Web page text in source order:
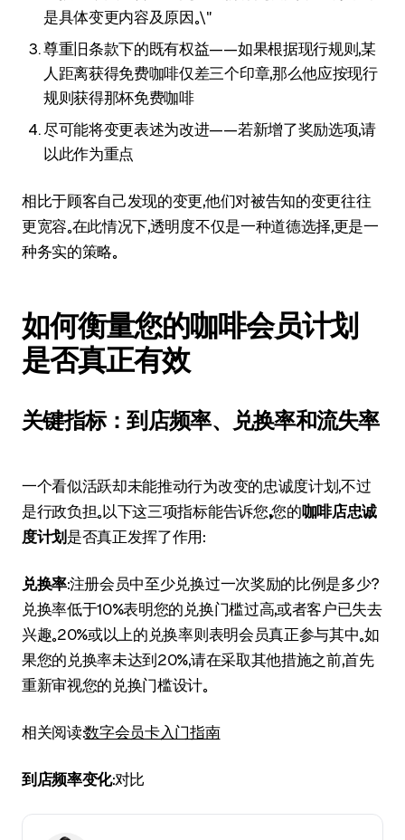
是具体变更内容及原因。\"
尊重旧条款下的既有权益——如果根据现行规则，某
人距离获得免费咖啡仅差三个印章，那么他应按现行
规则获得那杯免费咖啡
尽可能将变更表述为改进——若新增了奖励选项，请
以此作为重点
相比于顾客自己发现的变更，他们对被告知的变更往往
更宽容。在此情况下，透明度不仅是一种道德选择，更是一
种务实的策略。
如何衡量您的咖啡会员计划
是否真正有效
关键指标：到店频率、兑换率和流失率
一个看似活跃却未能推动行为改变的忠诚度计划，不过
是行政负担。以下这三项指标能告诉您，您的咖啡店忠诚
度计划 是否真正发挥了作用：
兑换率：注册会员中至少兑换过一次奖励的比例是多少？
兑换率低于10%表明您的兑换门槛过高，或者客户已失去
兴趣。20%或以上的兑换率则表明会员真正参与其中。如
果您的兑换率未达到20%，请在采取其他措施之前，首先
重新审视您的兑换门槛设计。
相关阅读：数字会员卡入门指南
到店频率变化：对比